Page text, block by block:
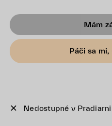
Mám
Páči sa mi,
Nedostupné v Pradiarni